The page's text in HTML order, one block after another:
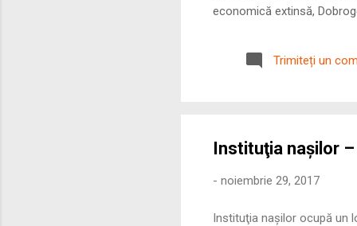
economică extinsă,
precizie profunzimea și
Trimiteți un
Instituţia naşilor
- noiembrie 29, 2017
Instituţia naşilor ocupă un